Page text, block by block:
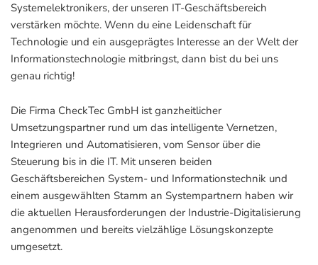
Systemelektronikers, der unseren IT-Geschäftsbereich
verstärken möchte. Wenn du eine Leidenschaft für
Technologie und ein ausgeprägtes Interesse an der Welt der
Informationstechnologie mitbringst, dann bist du bei uns
genau richtig!
Die Firma CheckTec GmbH ist ganzheitlicher
Umsetzungspartner rund um das intelligente Vernetzen,
Integrieren und Automatisieren, vom Sensor über die
Steuerung bis in die IT. Mit unseren beiden
Geschäftsbereichen System- und Informationstechnik und
einem ausgewählten Stamm an Systempartnern haben wir
die aktuellen Herausforderungen der Industrie-Digitalisierung
angenommen und bereits vielzählige Lösungskonzepte
umgesetzt.